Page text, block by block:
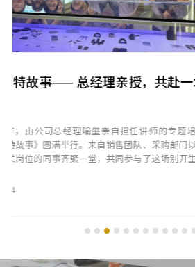
赴一场
专题培训
购部门以及
场别开生面
方光华在富尔
6月5日，全国工商联副
份有限公司，调研重
省委统战部副部长、省